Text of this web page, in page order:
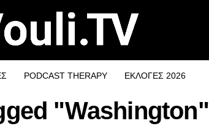
PODCAST THERAPY ΕΚΛΟΓΕΣ 2026
"Washington"